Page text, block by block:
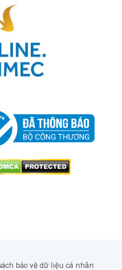
bảo vệ dữ liệu cá nhân